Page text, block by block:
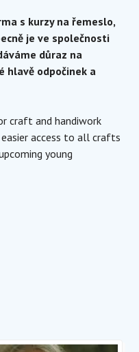
s kurzy na řemeslo,
je ve společnosti
důraz na
hlavě odpočinek a
craft and handiwork
access to all crafts
young